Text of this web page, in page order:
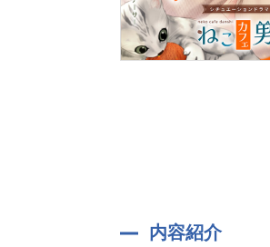
内容紹介